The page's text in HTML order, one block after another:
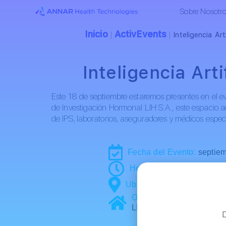
Sobre
Inicio| ActivEvents | Inteligencia
Inteligencia
Este 18 de septiembre estaremos presentes en
de Investigación Hormonal LIH S.A., este espacio
de IPS, laboratorios, aseguradores y médicos
Fecha del Evento:
Hora:
Ubicación:
Organizador: